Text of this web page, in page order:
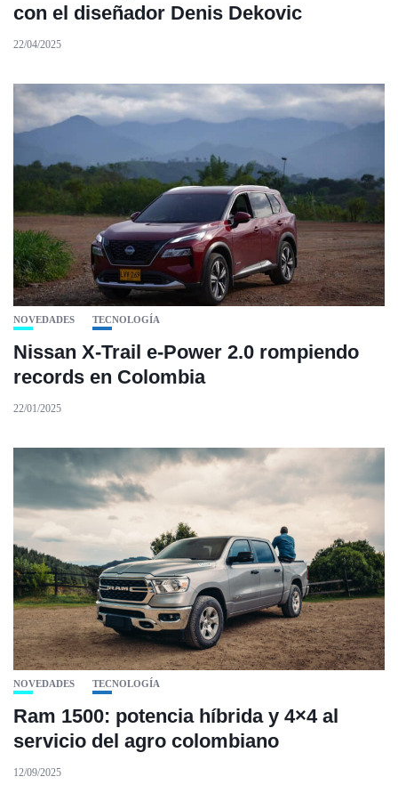
con el diseñador Denis Dekovic
22/04/2025
NOVEDADES TECNOLOGÍA
Nissan X-Trail e-Power 2.0 rompiendo
records en Colombia
22/01/2025
NOVEDADES TECNOLOGÍA
Ram 1500: potencia híbrida y 4×4 al
servicio del agro colombiano
12/09/2025